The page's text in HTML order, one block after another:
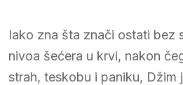
Iako zna šta znači ostati bez
nivoa šećera u krvi, nakon
strah, teskobu i paniku, Džim